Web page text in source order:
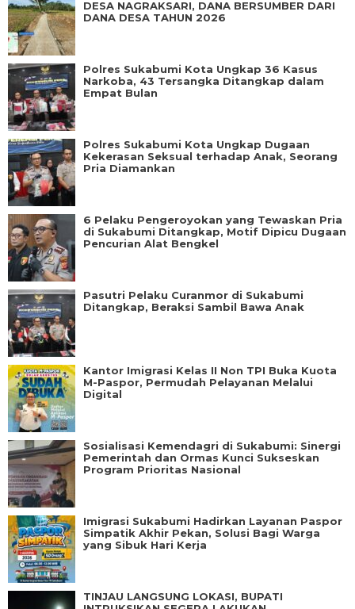
DESA NAGRAKSARI, DANA BERSUMBER DARI
DANA DESA TAHUN 2026
Polres Sukabumi Kota Ungkap 36 Kasus
Narkoba, 43 Tersangka Ditangkap dalam
Empat Bulan
Polres Sukabumi Kota Ungkap Dugaan
Kekerasan Seksual terhadap Anak, Seorang
Pria Diamankan
6 Pelaku Pengeroyokan yang Tewaskan Pria
di Sukabumi Ditangkap, Motif Dipicu Dugaan
Pencurian Alat Bengkel
Pasutri Pelaku Curanmor di Sukabumi
Ditangkap, Beraksi Sambil Bawa Anak
Kantor Imigrasi Kelas II Non TPI Buka Kuota
M-Paspor, Permudah Pelayanan Melalui
Digital
Sosialisasi Kemendagri di Sukabumi: Sinergi
Pemerintah dan Ormas Kunci Sukseskan
Program Prioritas Nasional
Imigrasi Sukabumi Hadirkan Layanan Paspor
Simpatik Akhir Pekan, Solusi Bagi Warga
yang Sibuk Hari Kerja
TINJAU LANGSUNG LOKASI, BUPATI